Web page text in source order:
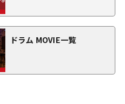
ドラム MOVIE一覧